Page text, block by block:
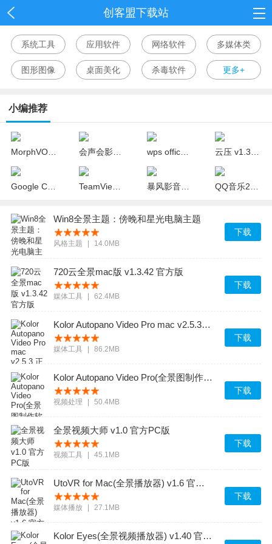
创客盟下载站
首页
网游
系统工具 应用软件 网络软件 多媒体类
图形图像 桌面美化 杀毒软件 更多+
小编推荐
MorphVOX Pro中文版(变声器) v4.4.65 完美版 会声会影x10 32位/64位中文版(视频制作软件) wps office 2018官方下载 v10.1.0.7311 个人版
Google Chrome(谷歌浏览器) v67.0.3396.18 中文绿色版 TeamViewer v12.0.88438 精简绿色版 暴风影音mac官方免费下载 v1.1.4 最新版
Win8全景主题：傍晚和星光电脑主题
风格主题 14.0MB
下载
720云全景mac版 v1.3.42 官方版
媒体工具 62.4MB
下载
Kolor Autopano Video Pro mac v2.5.3 正式版
媒体工具 86.2MB
下载
Kolor Autopano Video Pro(全景图制作软件) v1.5.1 官方免费版
视频处理 50.4MB
下载
全景视频大师 v1.0 官方PC版
视频工具 45.1MB
下载
UtoVR for Mac(全景播放器) v1.6 官方最新版
媒体播放 27.1MB
下载
Kolor Eyes(全景视频播放器) v1.40 官方最新版